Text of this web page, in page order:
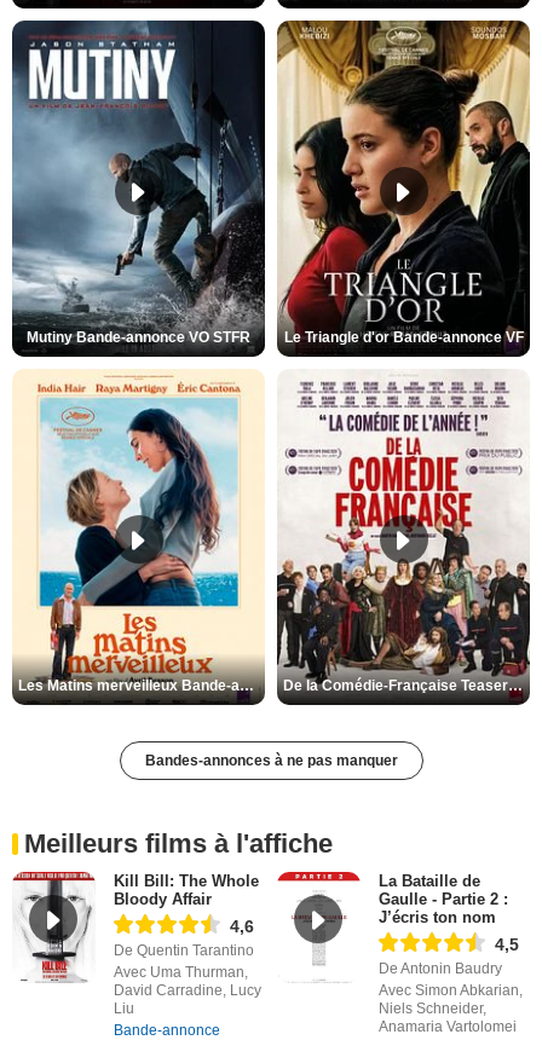
Mutiny Bande-annonce VO STFR Le Triangle d'or Bande-annonce VF
Les Matins merveilleux Bande-annonce VF De la Comédie-Française Teaser VF
Bandes-annonces à ne pas manquer
Meilleurs films à l'affiche
Kill Bill: The Whole
Bloody Affair
4,6
De Quentin Tarantino
Avec Uma Thurman,
David Carradine, Lucy
Liu
Bande-annonce
La Bataille de
Gaulle - Partie 2 :
J’écris ton nom
4,5
De Antonin Baudry
Avec Simon Abkarian,
Niels Schneider,
Anamaria Vartolomei